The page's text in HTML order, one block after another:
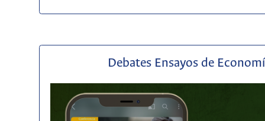
Debates Ensayos de